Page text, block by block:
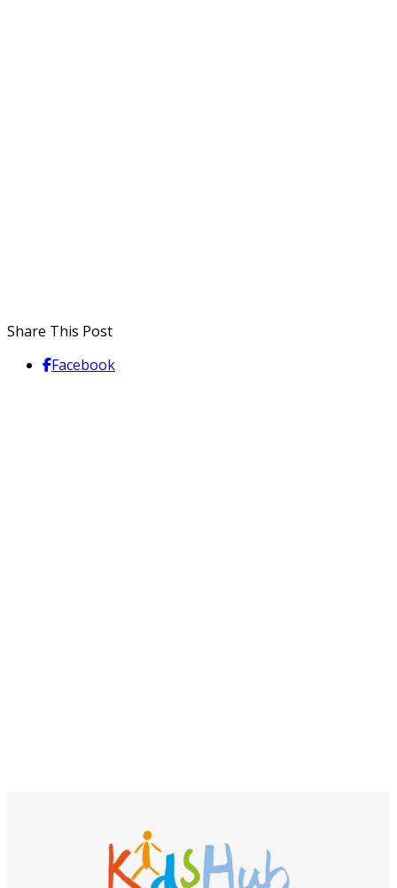
Share This Post
Facebook